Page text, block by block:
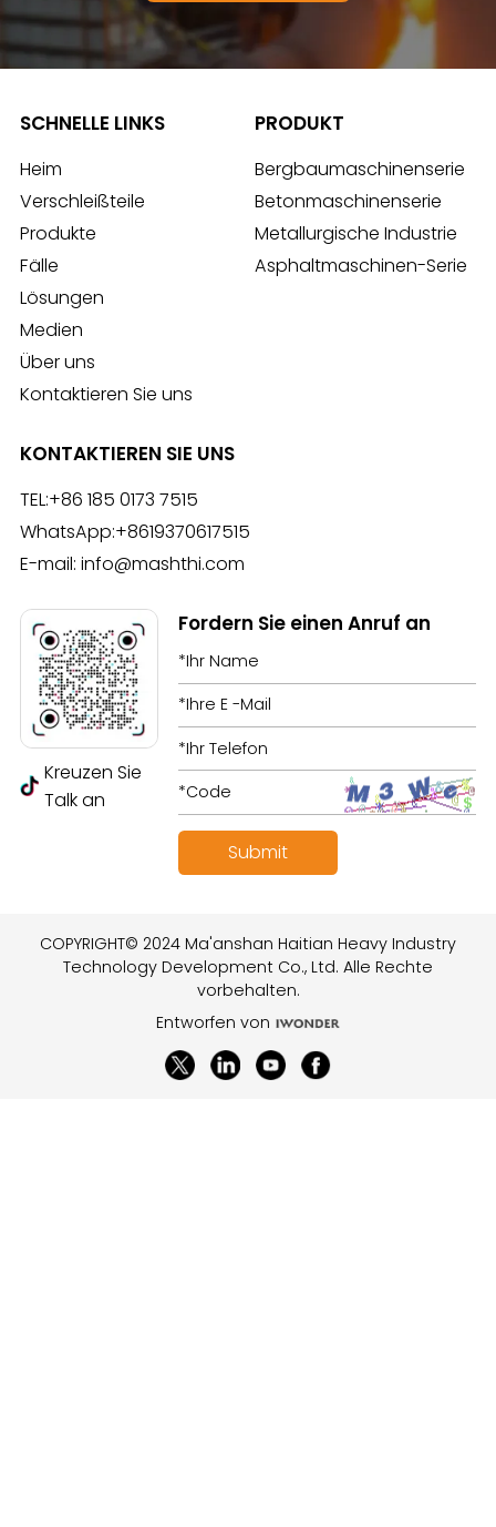
SCHNELLE LINKS
Heim
Verschleißteile
Produkte
Fälle
Lösungen
Medien
Über uns
Kontaktieren Sie uns
PRODUKT
Bergbaumaschinenserie
Betonmaschinenserie
Metallurgische Industrie
Asphaltmaschinen-Serie
KONTAKTIEREN SIE UNS
TEL:+86 185 0173 7515
WhatsApp:+8619370617515
E-mail: info@mashthi.com
Kreuzen Sie
Talk an
Fordern Sie einen Anruf an
COPYRIGHT© 2024 Ma'anshan Haitian Heavy Industry
Technology Development Co., Ltd. Alle Rechte
vorbehalten.
Entworfen von